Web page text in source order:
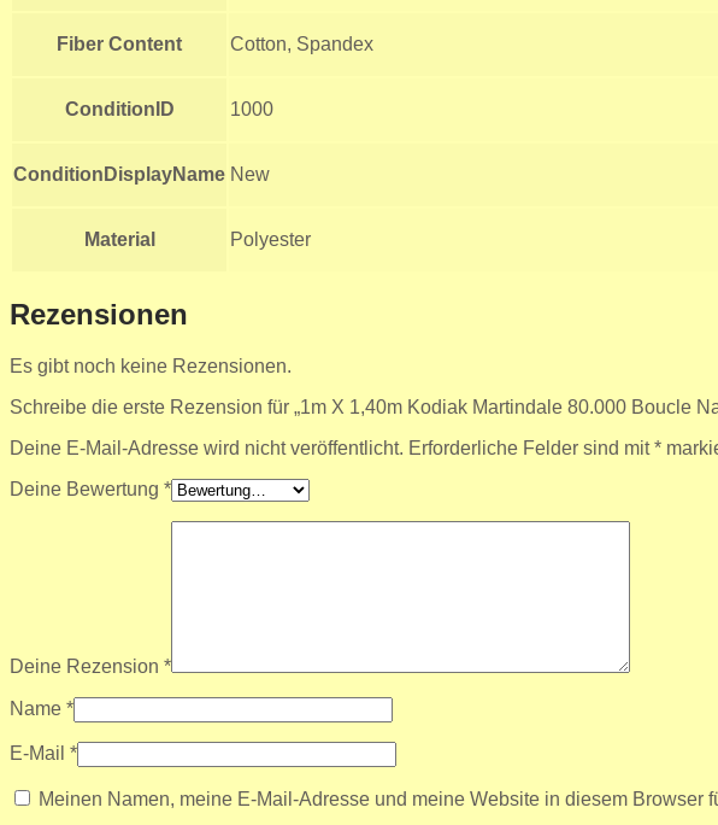
Fiber Content Cotton, Spandex
ConditionID 1000
ConditionDisplayName New
Material Polyester
Rezensionen
Es gibt noch keine Rezensionen.
Schreibe die erste Rezension für „1m X 1,40m Kodiak Martindale 80.000 Boucle
Deine E-Mail-Adresse wird nicht veröffentlicht. Erforderliche Felder sind mit*
Deine Bewertung *
Deine Rezension *
Name *
E-Mail *
Meinen Namen, meine E-Mail-Adresse und meine Website in diesem Browser